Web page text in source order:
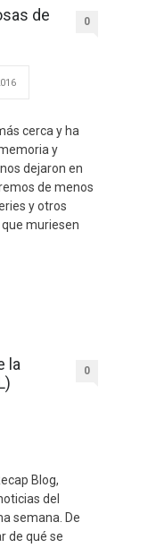
de
0
cerca y ha
y
dejaron en
de menos
y otros
muriesen
la
0
Blog,
del
semana. De
de qué se